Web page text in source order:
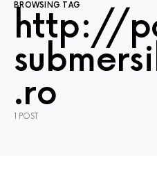
BROWSING TAG
http://
.ro
1 POST